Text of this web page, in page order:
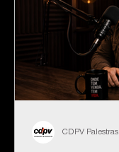
CDPV Palestras